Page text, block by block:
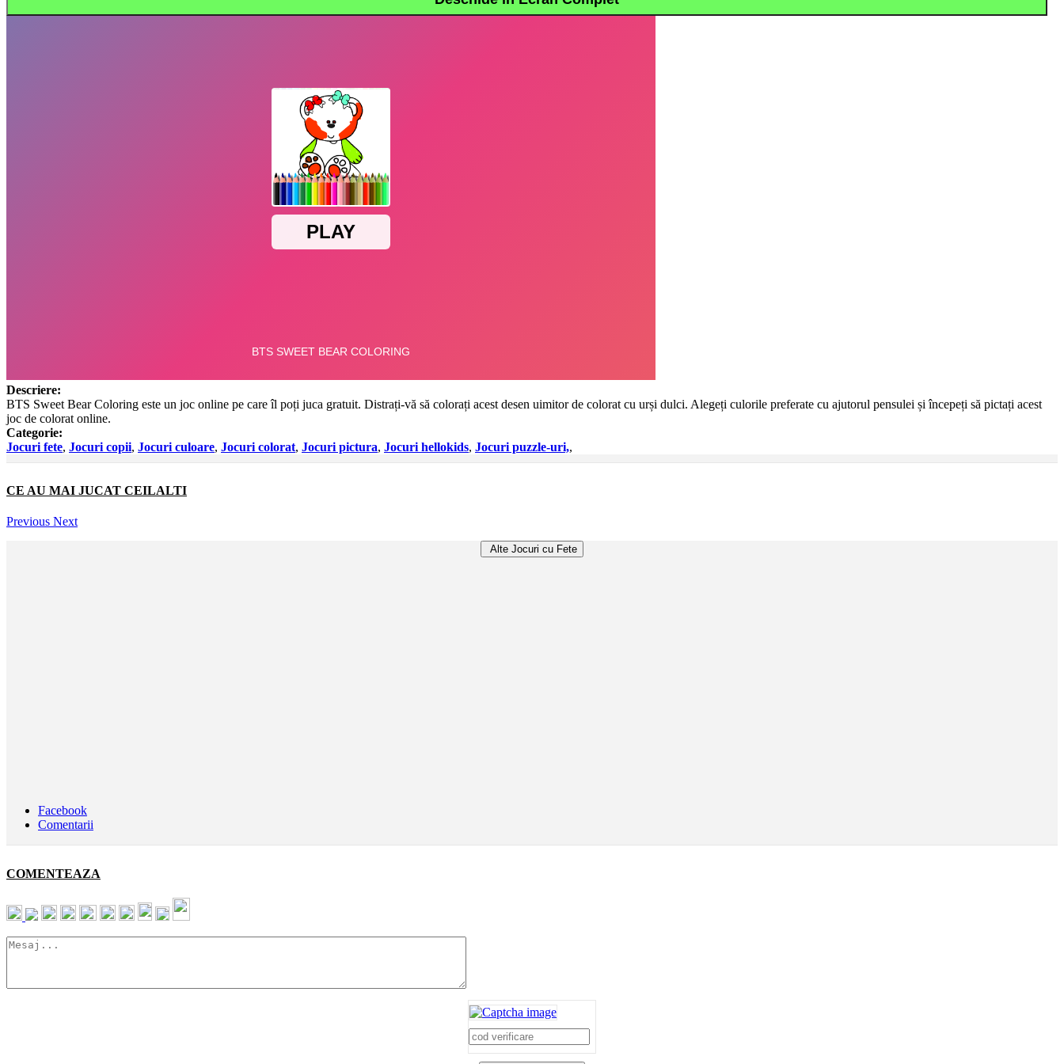
Descriere:
BTS Sweet Bear Coloring este un joc online pe care îl poți juca gratuit. Distrați-vă să colorați acest desen uimitor de colorat cu urși dulci. Alegeți culorile preferate cu ajutorul pensulei și începeți să pictați acest
joc de colorat online.
Categorie:
Jocuri fete, Jocuri copii, Jocuri culoare, Jocuri colorat, Jocuri pictura, Jocuri hellokids, Jocuri puzzle-uri,,
CE AU MAI JUCAT CEILALTI
Previous Next
Alte Jocuri cu Fete
Facebook
Comentarii
COMENTEAZA